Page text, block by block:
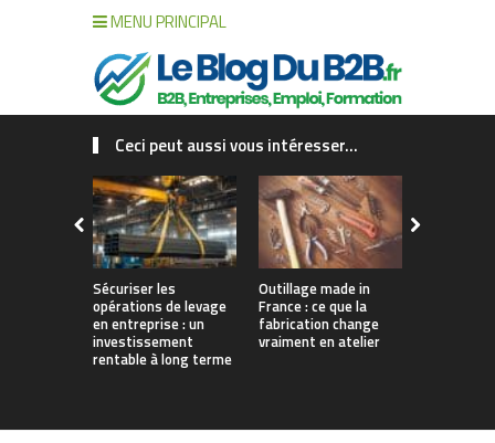
MENU PRINCIPAL
Ceci peut aussi vous intéresser...
Sécuriser les
opérations de levage
en entreprise : un
investissement
rentable à long terme
Outillage made in
France : ce que la
fabrication change
vraiment en atelier